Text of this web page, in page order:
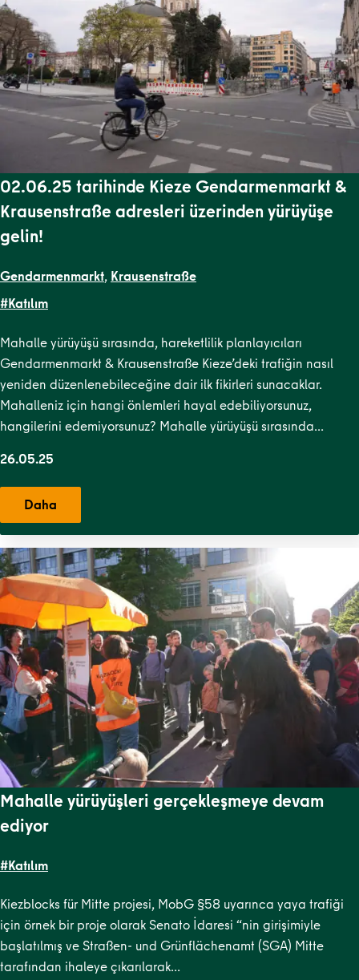
02.06.25 tarihinde Kieze Gendarmenmarkt &
Krausenstraße adresleri üzerinden yürüyüşe
gelin!
Gendarmenmarkt, Krausenstraße
#Katılım
Mahalle yürüyüşü sırasında, hareketlilik planlayıcıları
Gendarmenmarkt & Krausenstraße Kieze’deki trafiğin nasıl
yeniden düzenlenebileceğine dair ilk fikirleri sunacaklar.
Mahalleniz için hangi önlemleri hayal edebiliyorsunuz,
hangilerini edemiyorsunuz? Mahalle yürüyüşü sırasında…
26.05.25
Daha
Mahalle yürüyüşleri gerçekleşmeye devam
ediyor
#Katılım
Kiezblocks für Mitte projesi, MobG §58 uyarınca yaya trafiği
için örnek bir proje olarak Senato İdaresi “nin girişimiyle
başlatılmış ve Straßen- und Grünflächenamt (SGA) Mitte
tarafından ihaleye çıkarılarak…